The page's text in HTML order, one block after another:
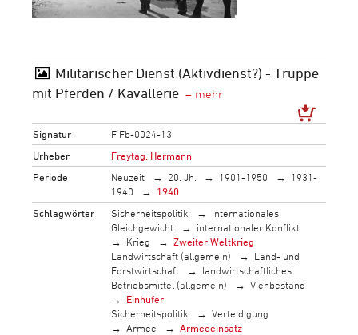
Militärischer Dienst (Aktivdienst?) - Truppe
mit Pferden / Kavallerie
Signatur
F Fb-0024-13
Urheber
Freytag, Hermann
Periode
Neuzeit 20. Jh. 1901-1950
1931-
1940
1940
Schlagwörter
Sicherheitspolitik
internationales
Gleichgewicht
internationaler Konflikt
Krieg
Zweiter Weltkrieg
Landwirtschaft (allgemein)
Land- und
Forstwirtschaft
landwirtschaftliches
Betriebsmittel (allgemein)
Viehbestand
Einhufer
Sicherheitspolitik
Verteidigung
Armee
Armeeeinsatz